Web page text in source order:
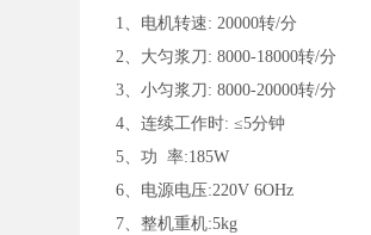
1、电机转速: 20000转/分
2、大匀浆刀: 8000-18000转/分
3、小匀浆刀: 8000-20000转/分
4、连续工作时: ≤5分钟
5、功 率:185W
6、电源电压:220V 6OHz
7、整机重机:5kg